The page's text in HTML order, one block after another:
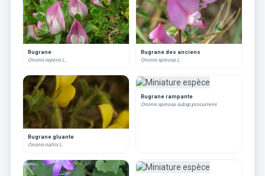
Bugrane
Ononis repens L.
Bugrane des anciens
Ononis spinosa L.
Bugrane gluante
Ononis natrix L.
Bugrane rampante
Ononis spinosa subsp.procurrens